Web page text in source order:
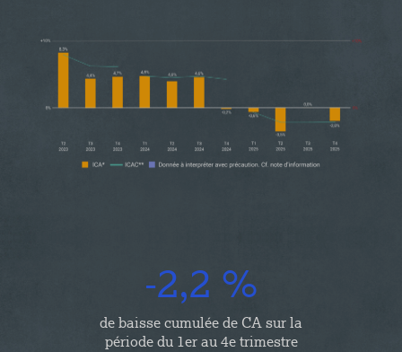
-2,2 %
de baisse cumulée de CA sur la
période du 1er au 4e trimestre